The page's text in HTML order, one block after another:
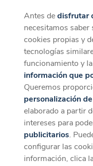
La mejor
Antes dedisfrutar
necesitamos saber
cookies propias y
tecnologías
funcionamiento y
información que
Queremos
personalización
elaborado a partir
intereses para
publicitarios.
configurar las
información, clica